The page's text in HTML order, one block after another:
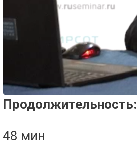
Продолжительность:
48 мин